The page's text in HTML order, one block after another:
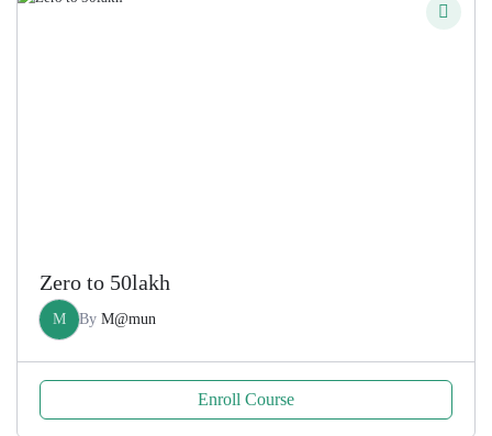
Zero to 50lakh
M By M@mun
Enroll Course